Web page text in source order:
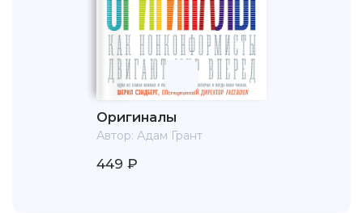
Оригиналы
Автор: Адам Грант
449 ₽